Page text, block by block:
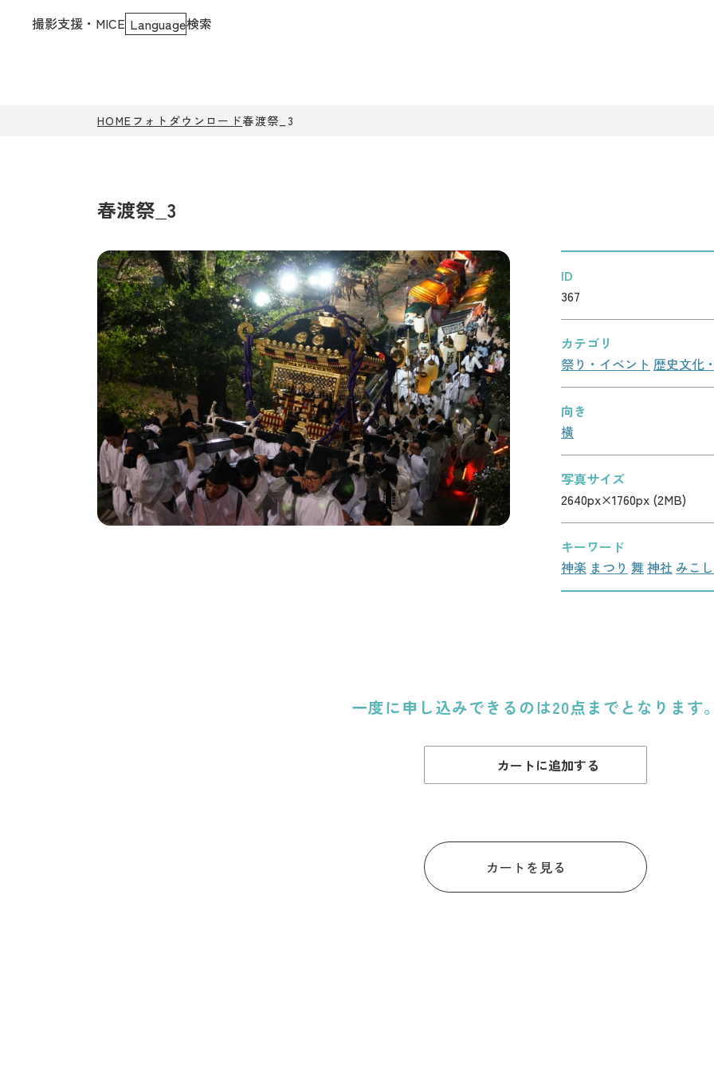
撮影支援・MICE Language検索
HOME フォトダウンロード春渡祭_3
春渡祭_3
ID
367
カテゴリ
祭り・イベント 歴史文化
向き
横
写真サイズ
2640px×1760px (2MB)
キーワード
神楽 まつり 舞神社 みこし
一度に申し込みできるのは20点までとなります。
カートに追加する
カートを見る